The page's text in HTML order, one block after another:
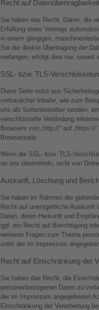
Recht auf Datenübertragbarkeit
Sie haben das Recht, Daten, die
Erfüllung eines Vertrags
in einem gängigen,
Sie die direkte Übertragung der
verlangen, erfolgt dies nur, soweit
SSL- bzw. TLS-
Diese Seite nutzt aus
vertraulicher Inhalte, wie zum
uns als Seitenbetreiber senden,
verschlüsselte Verbindung
Browsers von „http://“ auf
Browserzeile.
Wenn die SSL- bzw. TLS-
an uns übermitteln, nicht von
Auskunft, Löschung und
Sie haben im Rahmen der
Recht auf unentgeltliche Auskunft
Daten, deren Herkunft und
ggf. ein Recht auf Berichtigung
weiteren Fragen zum Thema
unter der im Impressum
Recht auf Einschränkung der
Sie haben das Recht, die
personenbezogenen Daten zu
der im Impressum angegebenen
Einschränkung der Verarbeitung